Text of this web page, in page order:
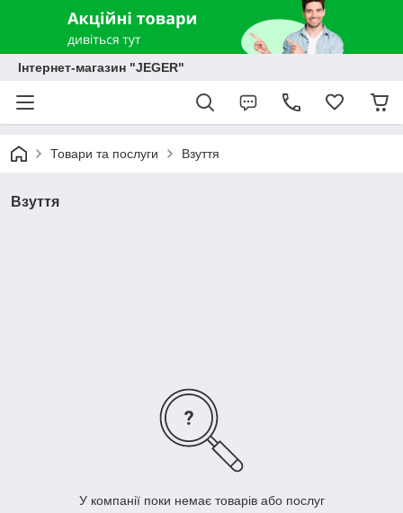
Інтернет-магазин "JEGER"
Товари та послуги Взуття
Взуття
У компанії поки немає товарів або послуг